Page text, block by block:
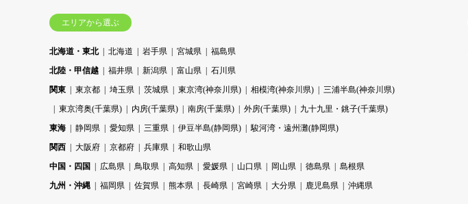
エリアから選ぶ
北海道・東北 北海道 岩手県 宮城県
福島県
北陸・甲信越
福井県 新潟県 富山県
石川県
関東
東京都 埼玉県 茨城県 東京湾(神奈川県) 相模湾(神奈川県)
三浦半島(神奈川県)
東京湾奥(千葉県)
内房(千葉県) 南房(千葉県) 外房(千葉県)
九十九里・銚子(千葉県)
東海
静岡県 愛知県 三重県 伊豆半島(静岡県)
駿河湾・遠州灘(静岡県)
関西
大阪府 京都府 兵庫県
和歌山県
中国・四国
広島県 鳥取県 高知県 愛媛県 山口県 岡山県 徳島県
島根県
九州・沖縄
福岡県 佐賀県 熊本県 長崎県 宮崎県 大分県 鹿児島県 沖縄県